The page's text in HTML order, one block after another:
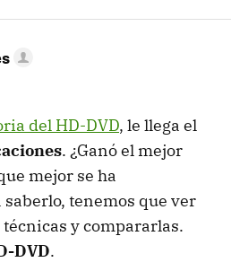
del HD-DVD, le llega el
. ¿Ganó el mejor
mejor se ha
tenemos que ver
y compararlas.
DVD.